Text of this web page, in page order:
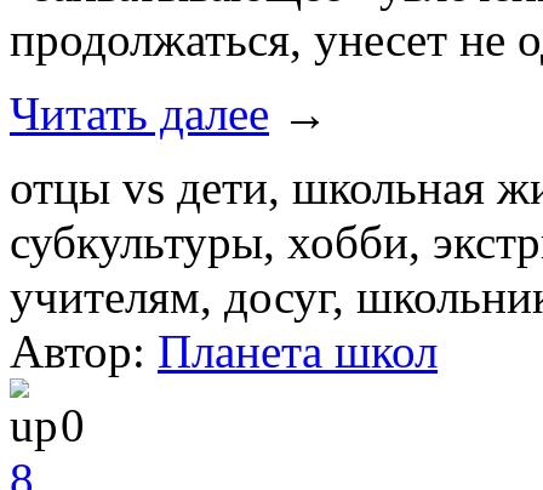
продолжаться, унесет не
Читать далее →
отцы vs дети, школьная
субкультуры, хобби,
учителям, досуг,
Автор: Планета школ
0
8